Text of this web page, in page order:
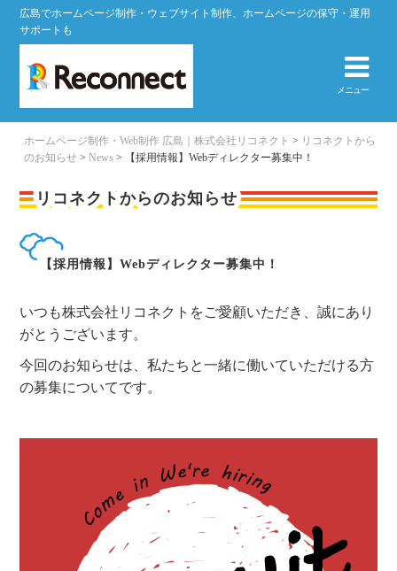
広島でホームページ制作・ウェブサイト制作、ホームページの保守・運用
サポートも
メニュー
ホームページ制作・Web制作 広島｜株式会社リコネクト > リコネクトから
のお知らせ >News > 【採用情報】Webディレクター募集中！
リコネクトからのお知らせ
【採用情報】Webディレクター募集中！
いつも株式会社リコネクトをご愛顧いただき、誠にあり
がとうございます。
今回のお知らせは、私たちと一緒に働いていただける方
の募集についてです。